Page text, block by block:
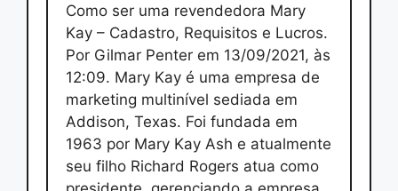
Como ser uma revendedora Mary
Kay – Cadastro, Requisitos e Lucros.
Por Gilmar Penter em 13/09/2021, às
12:09. Mary Kay é uma empresa de
marketing multinível sediada em
Addison, Texas. Foi fundada em
1963 por Mary Kay Ash e atualmente
seu filho Richard Rogers atua como